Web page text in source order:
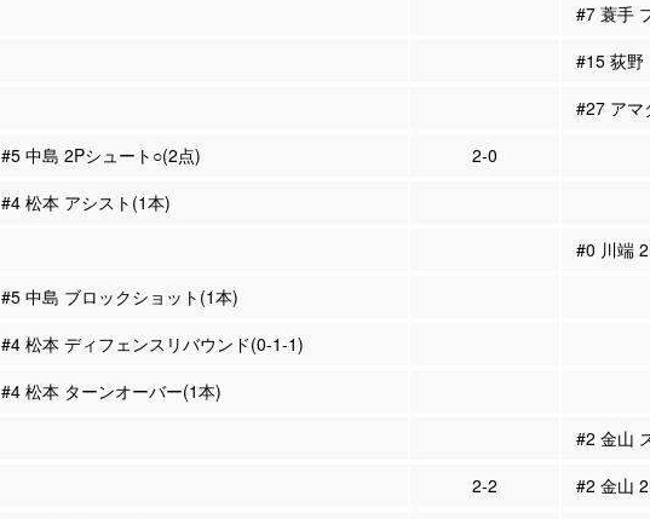
#7 蓑手
#15 荻野
#27 アマ
#5 中島 2Pシュート○(2点)
2-0
#4 松本 アシスト(1本)
#0 川端
#5 中島 ブロックショット(1本)
#4 松本 ディフェンスリバウンド(0-1-1)
#4 松本 ターンオーバー(1本)
#2 金山
2-2
#2 金山